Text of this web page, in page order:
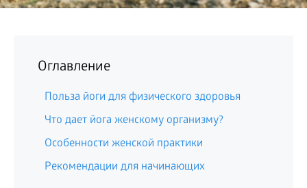
Оглавление
Польза йоги для физического здоровья
Что дает йога женскому организму?
Особенности женской практики
Рекомендации для начинающих